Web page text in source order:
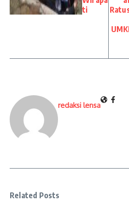
ti
redaksi lensa
Related Posts